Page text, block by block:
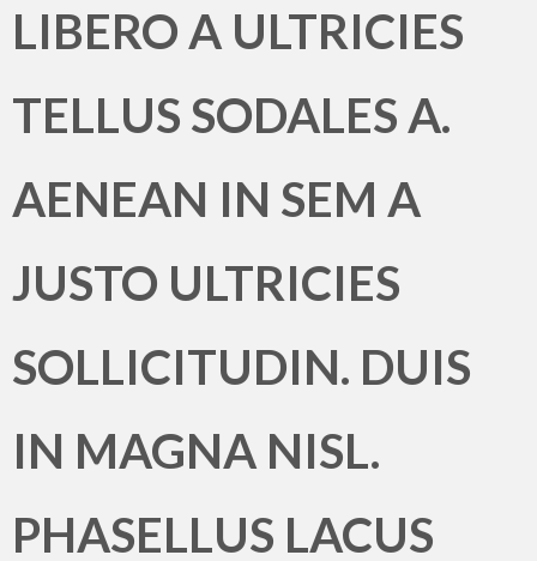
LIBERO A ULTRICIES
TELLUS SODALES A.
AENEAN IN SEM A
JUSTO ULTRICIES
SOLLICITUDIN. DUIS
IN MAGNA NISL.
PHASELLUS LACUS